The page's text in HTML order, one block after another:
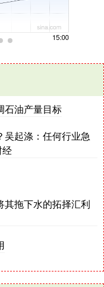
石油产量目标
吴起涤：任何行业急
经
其拖下水的拓择汇利